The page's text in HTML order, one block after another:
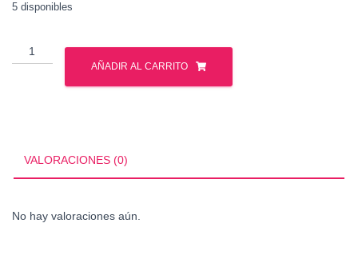
5 disponibles
INSANE
HELLBOY
PSICHOTIC
AÑADIR AL CARRITO
VALORACIONES (0)
No hay valoraciones aún.